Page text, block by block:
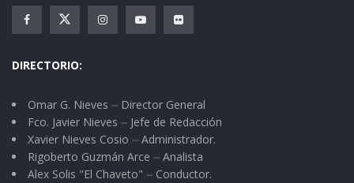
DIRECTORIO:
Omar G. Nieves ⏤ Director General
Fco. Javier Nieves ⏤ Jefe de Redacción
Xavier Nieves Cosio ⏤ Administrador.
Rigoberto Guzmán Arce ⏤ Analista
Alex Solis "El Chaveto" ⏤ Conductor.